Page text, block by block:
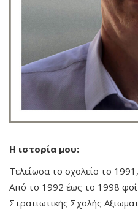
Η ιστορία μου:
Τελείωσα το σχολείο το
Από το 1992 έως το 1998
Στρατιωτικής Σχολής